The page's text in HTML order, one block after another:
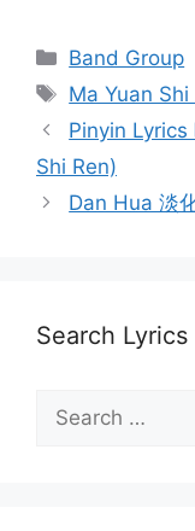
Categories
Band Group
Tags
Ma Yuan Shi
Post
navigation
Pinyin Lyrics
Shi Ren)
Dan Hua 淡
Search Lyrics
for: